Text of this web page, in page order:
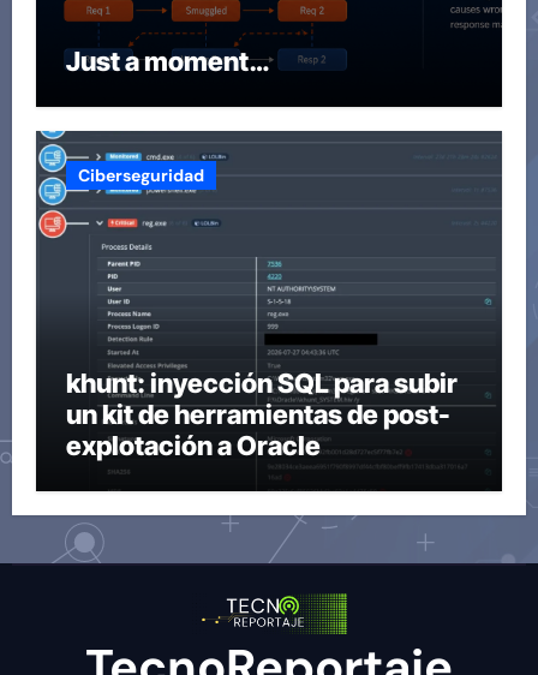
Just a moment…
Ciberseguridad
khunt: inyección SQL para subir
un kit de herramientas de post-
explotación a Oracle